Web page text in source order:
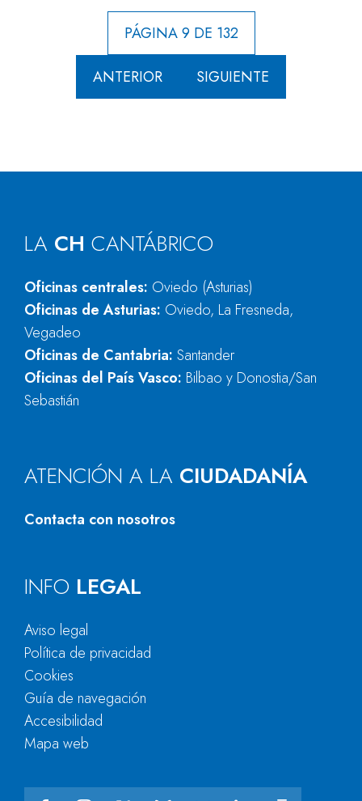
PÁGINA 9 DE 132
ANTERIOR SIGUIENTE
LA CH CANTÁBRICO
Oficinas centrales: Oviedo (Asturias)
Oficinas de Asturias: Oviedo, La Fresneda,
Vegadeo
Oficinas de Cantabria: Santander
Oficinas del País Vasco: Bilbao y Donostia/San
Sebastián
ATENCIÓN A LA CIUDADANÍA
Contacta con nosotros
INFO LEGAL
Aviso legal
Política de privacidad
Cookies
Guía de navegación
Accesibilidad
Mapa web